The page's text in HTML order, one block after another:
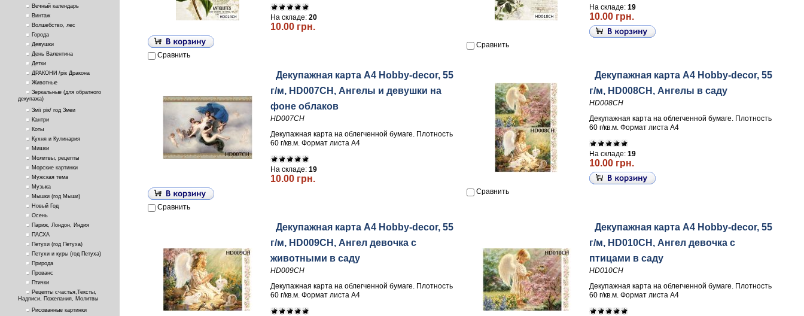
Вечный календарь
Винтаж
Волшебство, лес
Города
Девушки
День Валентина
Детки
ДРАКОНИ /рік Дракона
Животные
Зеркальные (для обратного
декупажа)
Змії рік/ год Змеи
Кантри
Коты
Кухня и Кулинария
Мишки
Молитвы, рецепты
Морские картинки
Мужская тема
Музыка
Мышки (год Мыши)
Новый Год
Осень
Париж, Лондон, Индия
ПАСХА
Петухи (год Петуха)
Петухи и куры (год Петуха)
Природа
Прованс
Птички
Рецепты счастья,Тексты,
Надписи, Пожелания, Молитвы
Рисованные картинки
На складе: 20
10.00 грн.
Сравнить
На складе: 19
10.00 грн.
Сравнить
Декупажная карта А4 Hobby-decor, 55
г/м, HD007CH, Ангелы и девушки на
фоне облаков
HD007CH
Декупажная карта на облегченной бумаге. Плотность
60 г/кв.м. Формат листа А4
На складе: 19
10.00 грн.
Сравнить
Декупажная карта А4 Hobby-decor, 55
г/м, HD008CH, Ангелы в саду
HD008CH
Декупажная карта на облегченной бумаге. Плотность
60 г/кв.м. Формат листа А4
На складе: 19
10.00 грн.
Сравнить
Декупажная карта А4 Hobby-decor, 55
г/м, HD009CH, Ангел девочка с
животными в саду
HD009CH
Декупажная карта на облегченной бумаге. Плотность
60 г/кв.м. Формат листа А4
Декупажная карта А4 Hobby-decor, 55
г/м, HD010CH, Ангел девочка с
птицами в саду
HD010CH
Декупажная карта на облегченной бумаге. Плотность
60 г/кв.м. Формат листа А4